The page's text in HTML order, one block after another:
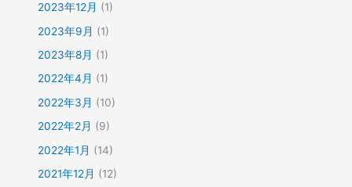
2023年12月 (1)
2023年9月 (1)
2023年8月 (1)
2022年4月 (1)
2022年3月 (10)
2022年2月 (9)
2022年1月 (14)
2021年12月 (12)